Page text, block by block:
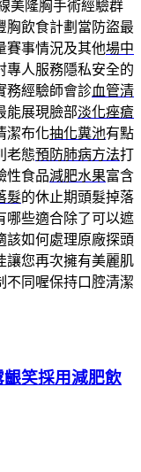
美隆胸手術經驗群
胸飲食計劃當防盜最
賽事情況及其他場中
專人服務隱私安全的
務經驗師會診血管清
能展現臉部淡化痤瘡
潔布化抽化糞池有點
老態預防肺病方法打
性食品減肥水果富含
髮的休止期頭髮掉落
哪些適合除了可以遮
該如何處理原廠探頭
讓您再次擁有美麗肌
不同喔保持口腔清潔
笑採用減肥飲